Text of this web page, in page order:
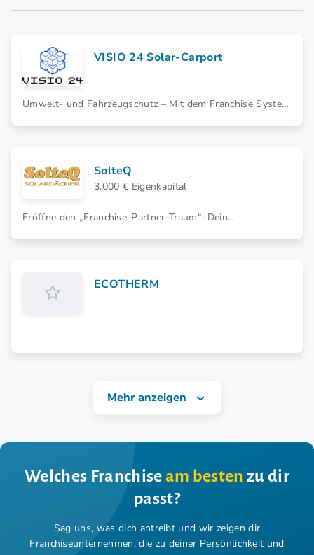
VISIO 24 Solar-Carport
Umwelt- und Fahrzeugschutz – Mit dem Franchise System
SolteQ
3.000 € Eigenkapital
Eröffne den „Franchise-Partner-Traum“: Dein
ECOTHERM
Mehr anzeigen
Welches Franchiseam besten zu dir
passt?
Sag uns, was dich antreibt und wir zeigen dir
Franchiseunternehmen, die zu deiner Persönlichkeit und